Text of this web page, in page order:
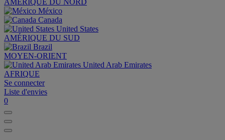
AMÉRIQUE DU NORD
México
Canada
United States
AMÉRIQUE DU SUD
Brazil
MOYEN-ORIENT
United Arab Emirates
AFRIQUE
Se connecter
Liste d'envies
0